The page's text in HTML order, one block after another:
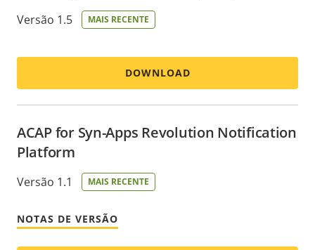
Versão 1.5 MAIS RECENTE
DOWNLOAD
ACAP for Syn-Apps Revolution Notification
Platform
Versão 1.1 MAIS RECENTE
NOTAS DE VERSÃO